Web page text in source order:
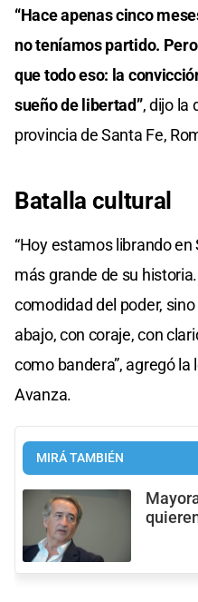
“Hace apenas cinco
no teníamos partido.
que todo eso: la
sueño de libertad”, dijo la
provincia de Santa Fe,
Batalla cultural
“Hoy estamos librando
más grande de su
comodidad del poder,
abajo, con coraje, con
como bandera”, agregó
Avanza.
MIRÁ TAMBIÉN